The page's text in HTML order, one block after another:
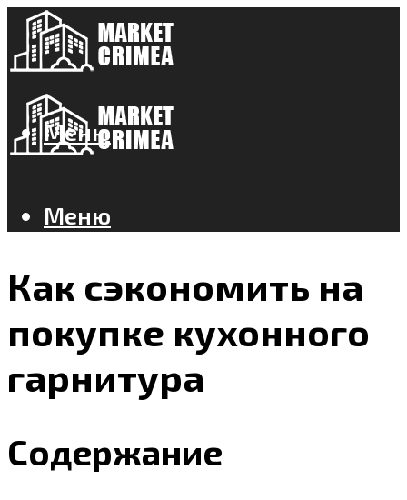
Меню
Меню
Как сэкономить на
покупке кухонного
гарнитура
Содержание